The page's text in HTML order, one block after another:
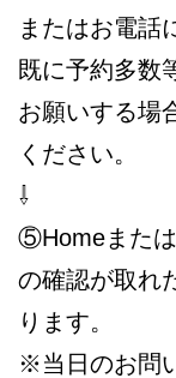
またはお電話
既に予約多数
お願いする場
ください。
⇩
⑤Homeまた
の確認が取れ
ります。
※当日のお問